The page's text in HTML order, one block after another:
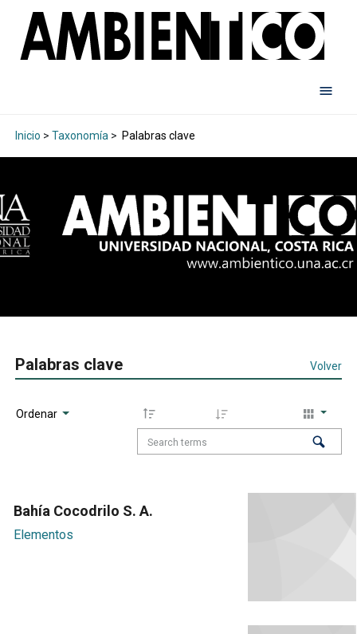
Inicio > Taxonomía > Palabras clave
Palabras clave Volver
Ordenar
Bahía Cocodrilo S. A.
Elementos